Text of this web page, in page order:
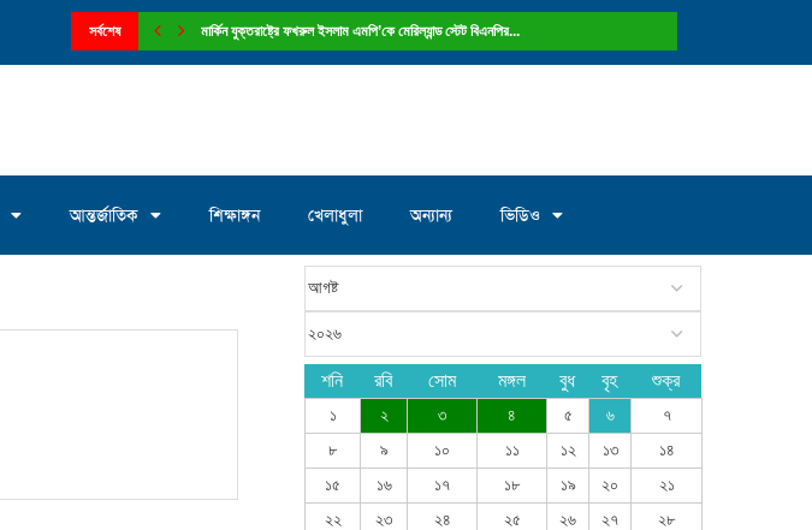
সর্বশেষ ফেনী পৌরসভার ১নং ওয়ার্ড কাউন্সিলর পদে আলোচনায় মান্নান...
আন্তর্জাতিক শিক্ষাঙ্গন খেলাধুলা অন্যান্য ভিডিও
শনি রবি সোম মঙ্গল বুধ বৃহ শুক্র
১ ২ ৩ ৪ ৫ ৬
৭
৮
৯ ১০ ১১ ১২ ১৩
১৪
১৫
১৬ ১৭ ১৮ ১৯ ২০
২১
২২
২৩ ২৪ ২৫ ২৬ ২৭
২৮